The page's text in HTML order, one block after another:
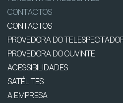
CONTACTOS
CONTACTOS
PROVEDORA DO
PROVEDORA DO OUVINTE
ACESSIBILIDADES
SATÉLITES
A EMPRESA